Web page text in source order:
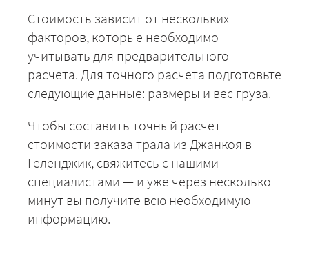
Стоимость зависит от нескольких
факторов, которые необходимо
учитывать для предварительного
расчета. Для точного расчета подготовьте
следующие данные: размеры и вес груза.
Чтобы составить точный расчет
стоимости заказа трала из Джанкоя в
Геленджик, свяжитесь с нашими
специалистами — и уже через несколько
минут вы получите всю необходимую
информацию.